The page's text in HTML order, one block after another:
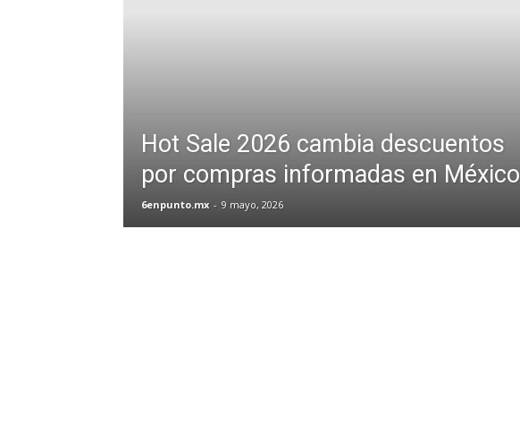
Hot Sale 2026 cambia descuentos
por compras informadas en México
6enpunto.mx - 9 mayo, 2026